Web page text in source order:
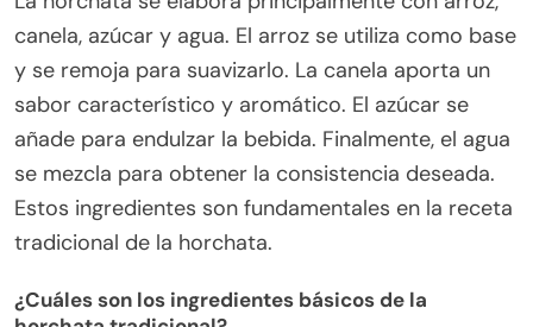
canela, azúcar y agua. El arroz se utiliza como base
y se remoja para suavizarlo. La canela aporta un
sabor característico y aromático. El azúcar se
añade para endulzar la bebida. Finalmente, el agua
se mezcla para obtener la consistencia deseada.
Estos ingredientes son fundamentales en la receta
tradicional de la horchata.
¿Cuáles son los ingredientes básicos de la